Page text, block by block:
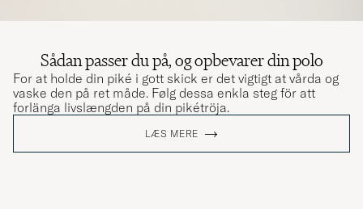
Dålig passform på tröjan och krymper på
längden när den tvättas
Sådan passer du på, og opbevarer din polo
For at holde din piké i gott skick er det vigtigt at vårda og
vaske den på ret måde. Følg dessa enkla steg för att
forlänga livslængden på din pikétröja.
LÆS MERE